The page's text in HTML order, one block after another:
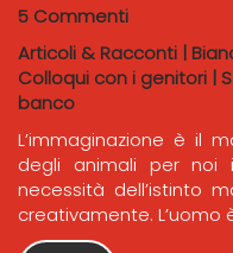
5 Commenti
Articoli & Racconti |
Colloqui con i genitori |
banco
L’immaginazione è il
degli animali per noi
necessità dell’istinto
creativamente. L’uomo